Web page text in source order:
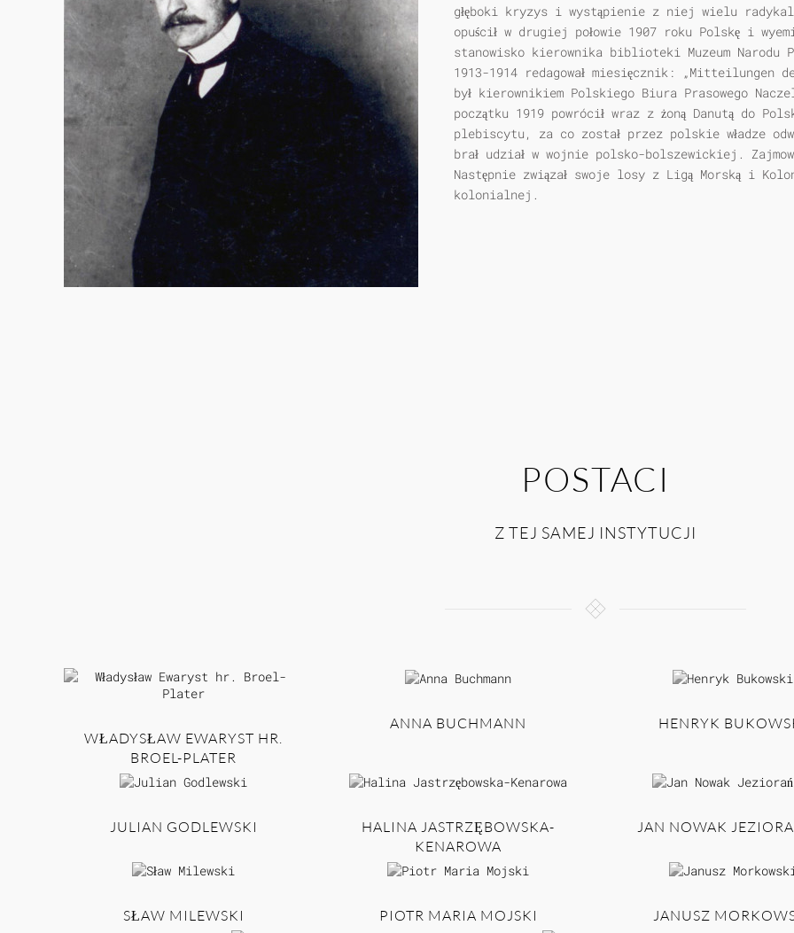
głęboki kryzys i wystąpienie z niej wielu
opuścił w drugiej połowie 1907 roku Polskę i
stanowisko kierownika biblioteki Muzeum
1913-1914 redagował miesięcznik: „Mitteilungen
był kierownikiem Polskiego Biura Prasowego
początku 1919 powrócił wraz z żoną Danutą do
plebiscytu, za co został przez polskie władze
brał udział w wojnie polsko-bolszewickiej.
Następnie związał swoje losy z Ligą Morską i
kolonialnej.
POSTACI
Z TEJ SAMEJ INSTYTUCJI
WŁADYSŁAW EWARYST HR.
BROEL-PLATER
ANNA BUCHMANN HENRYK
JULIAN GODLEWSKI
HALINA JASTRZĘBOWSKA-
KENAROWA
JAN NOWAK
SŁAW MILEWSKI PIOTR MARIA MOJSKI JANUSZ